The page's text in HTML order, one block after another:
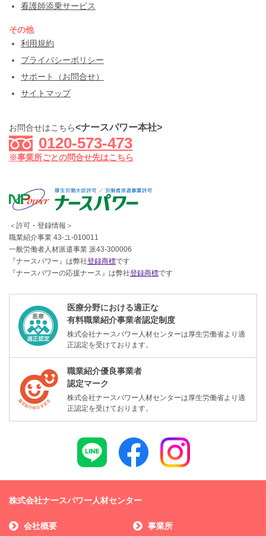
看護師添乗サービス
その他
利用規約
プライバシーポリシー
サポート（お問合せ）
サイトマップ
お問合せはこちら<ナースパワー本社>
0120-573-473
※事業所ごとの問合せ先はこちら
＜許可・登録情報＞
職業紹介事業 43-ユ-010011
一般労働者人材派遣事業 派43-300006
『ナースパワー』は弊社登録商標です
『ナースパワーの応援ナース』は弊社登録商標です
医療分野における適正な
有料職業紹介事業者認定制度
株式会社ナースパワー人材センターは厚生労働省より適
正認定を受けております。
職業紹介優良事業者
認定マーク
株式会社ナースパワー人材センターは厚生労働省より適
正認定を受けております。
株式会社ナースパワー人材センター
会社概要 事業所